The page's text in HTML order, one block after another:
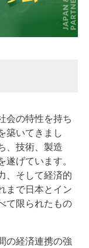
会の特性を持ち
築いてきまし
、技術、製造
げています。
、そして経済的
まで日本とイン
て限られたもの
の経済連携の強